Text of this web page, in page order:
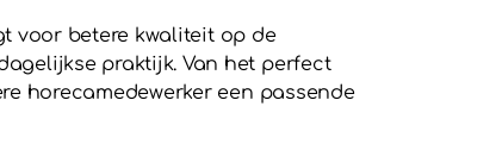
voor betere kwaliteit op de
praktijk. Van het perfect
horecamedewerker een passende